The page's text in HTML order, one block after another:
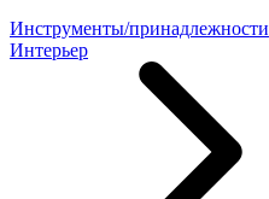
Инструменты/принадлежности
Интерьер